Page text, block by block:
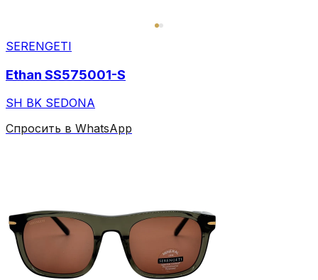
SERENGETI
Ethan SS575001-S
SH BK SEDONA
Спросить в WhatsApp